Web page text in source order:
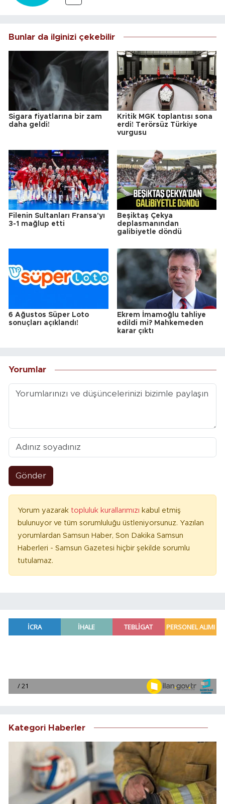
Bunlar da ilginizi çekebilir
Sigara fiyatlarına bir zam
daha geldi!
Kritik MGK toplantısı sona
erdi! Terörsüz Türkiye
vurgusu
Filenin Sultanları Fransa'yı
3-1 mağlup etti
Beşiktaş Çekya
deplasmanından
galibiyetle döndü
6 Ağustos Süper Loto
sonuçları açıklandı!
Ekrem İmamoğlu tahliye
edildi mi? Mahkemeden
karar çıktı
Yorumlar
Gönder
Yorum yazarak topluluk kurallarımızı kabul etmiş
bulunuyor ve tüm sorumluluğu üstleniyorsunuz. Yazılan
yorumlardan Samsun Haber, Son Dakika Samsun
Haberleri - Samsun Gazetesi hiçbir şekilde sorumlu
tutulamaz.
Kategori Haberler